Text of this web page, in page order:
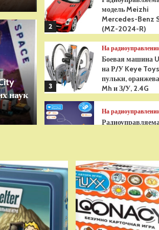
Гуджитсу
Паук Водная
наук
2
модель Meizhi
Mercedes-Benz
(MZ-2024-R)
3
На
Боевая машина
на Р/У Keye
пульки,
Mh и З/У, 2.4G
На
На радиоуправлении
Р/У танк Taigen
(Германия) HC
танкового боя)
RTR, TG3848-